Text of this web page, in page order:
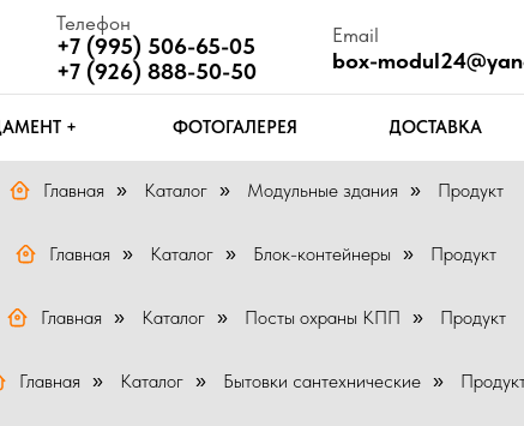
Телефон
+7 (995) 506-65-05
+7 (926) 888-50-50
box-modul24@yandex.ru
Главная » Каталог » Модульные здания » Продукт
Главная » Каталог » Блок-контейнеры » Продукт
Главная » Каталог » Посты охраны КПП » Продукт
Главная » Каталог » Бытовки сантехнические »